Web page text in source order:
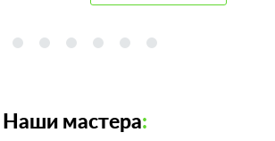
Наши мастера: